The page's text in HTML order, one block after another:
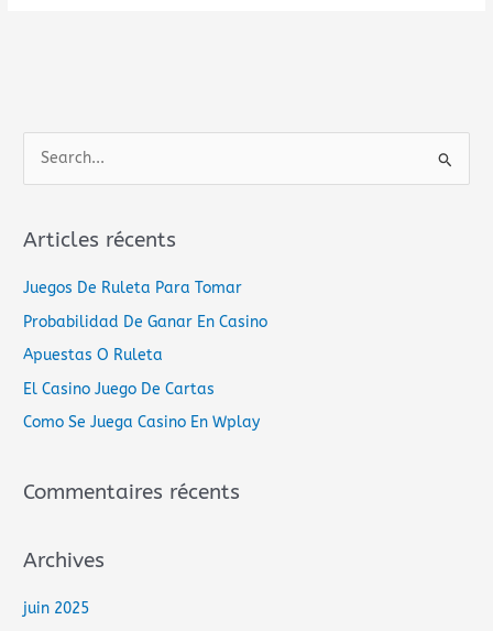
h
e
r
e
r
:
Articles récents
Juegos De Ruleta Para Tomar
Probabilidad De Ganar En Casino
Apuestas O Ruleta
El Casino Juego De Cartas
Como Se Juega Casino En Wplay
Commentaires récents
Archives
juin 2025